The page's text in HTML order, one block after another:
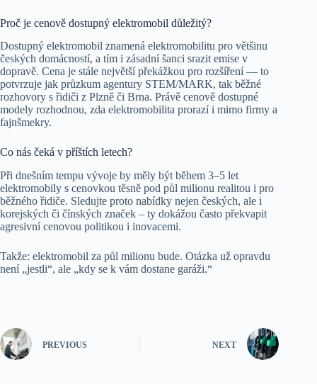
Proč je cenově dostupný elektromobil důležitý?
Dostupný elektromobil znamená elektromobilitu pro většinu
českých domácností, a tím i zásadní šanci srazit emise v
dopravě. Cena je stále největší překážkou pro rozšíření — to
potvrzuje jak průzkum agentury STEM/MARK, tak běžné
rozhovory s řidiči z Plzně či Brna. Právě cenově dostupné
modely rozhodnou, zda elektromobilita prorazí i mimo firmy a
fajnšmekry.
Co nás čeká v příštích letech?
Při dnešním tempu vývoje by měly být během 3–5 let
elektromobily s cenovkou těsně pod půl milionu realitou i pro
běžného řidiče. Sledujte proto nabídky nejen českých, ale i
korejských či čínských značek – ty dokážou často překvapit
agresivní cenovou politikou i inovacemi.
Takže: elektromobil za půl milionu bude. Otázka už opravdu
není „jestli“, ale „kdy se k vám dostane garáži.“
PREVIOUS NEXT